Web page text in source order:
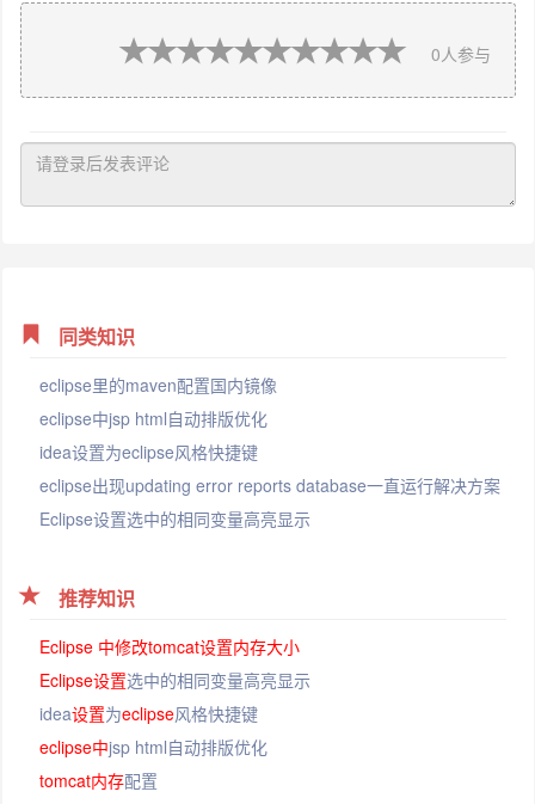
0人参与
同类知识
eclipse里的maven配置国内镜像
eclipse中jsp html自动排版优化
idea设置为eclipse风格快捷键
eclipse出现updating error reports database一直运行解决方案
Eclipse设置选中的相同变量高亮显示
推荐知识
Eclipse 中修改tomcat设置内存大小
Eclipse设置选中的相同变量高亮显示
idea设置为eclipse风格快捷键
eclipse中jsp html自动排版优化
tomcat内存配置